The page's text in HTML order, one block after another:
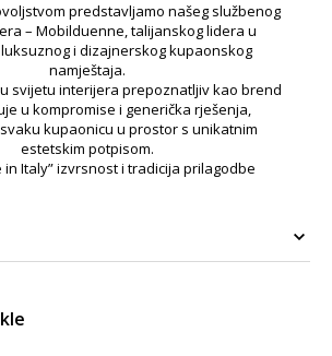
predstavljamo našeg službenog
– Mobilduenne, talijanskog lidera u
i dizajnerskog kupaonskog
namještaja.
svijetu interijera prepoznatljiv kao brend
u kompromise i generička rješenja,
kupaonicu u prostor s unikatnim
estetskim potpisom.
in Italy” izvrsnost i tradicija prilagodbe